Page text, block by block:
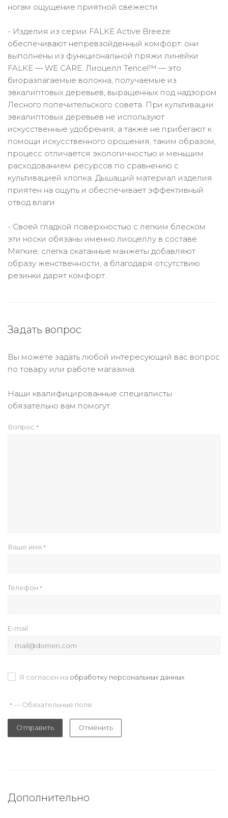
ногам ощущение приятной свежести
- Изделия из серии FALKE Active Breeze
обеспечивают непревзойденный комфорт: они
выполнены из функциональной пряжи линейки
FALKE — WE CARE. Лиоцелл Tencel™ — это
биоразлагаемые волокна, получаемые из
эвкалиптовых деревьев, выращенных под надзором
Лесного попечительского совета. При культивации
эвкалиптовых деревьев не используют
искусственные удобрения, а также не прибегают к
помощи искусственного орошения, таким образом,
процесс отличается экологичностью и меньшим
расходованием ресурсов по сравнению с
культивацией хлопка. Дышащий материал изделия
приятен на ощупь и обеспечивает эффективный
отвод влаги
- Своей гладкой поверхностью с легким блеском
эти носки обязаны именно лиоцеллу в составе.
Мягкие, слегка скатанные манжеты добавляют
образу женственности, а благодаря отсутствию
резинки дарят комфорт.
Задать вопрос
Вы можете задать любой интересующий вас вопрос
по товару или работе магазина.
Наши квалифицированные специалисты
обязательно вам помогут.
Вопрос *
Ваше имя *
Телефон *
E-mail
Я согласен на обработку персональных данных
* — Обязательные поля
Отправить Отменить
Дополнительно